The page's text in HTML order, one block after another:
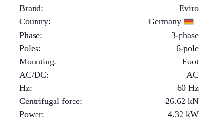
Brand:
Eviro
Country:
Germany
Phase:
3-phase
Poles:
6-pole
Mounting:
Foot
AC/DC:
AC
Hz:
60 Hz
Centrifugal force: 26.62 kN
Power: 4.32 kW